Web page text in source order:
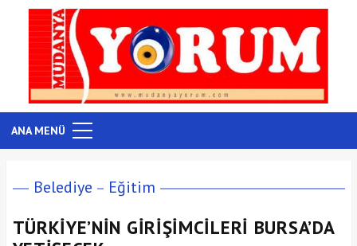
ANA MENÜ
Belediye Eğitim
TÜRKİYE’NİN GİRİŞİMCİLERİ BURSA’DA